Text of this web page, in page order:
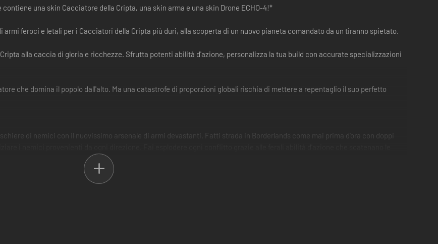
una skin Cacciatore della Cripta, una skin arma e una skin Drone ECHO-4!*
feroci e letali per i Cacciatori della Cripta più duri, alla scoperta di un nuovo pianeta comandato da un tiranno spietato.
alla caccia di gloria e ricchezze. Sfrutta potenti abilità d'azione, personalizza la tua build con accurate specializzazioni
che domina il popolo dall'alto. Ma una catastrofe di proporzioni globali rischia di mettere a repentaglio il suo perfetto
di nemici con il nuovissimo arsenale di armi devastanti. Fatti strada in Borderlands come mai prima d'ora con doppi
con accurate specializzazioni e insegui un incredibile bottino pieno di armi esplosive e un potente equipaggiamento.
in compagnia, grazie allo schermo condiviso per 2 giocatori e fino a 4 giocatori online in modalità co-op.**
importa se sei a caccia di bottini, se stai affrontando missioni o vagando senza meta, perché i livelli scalabili e le difficoltà